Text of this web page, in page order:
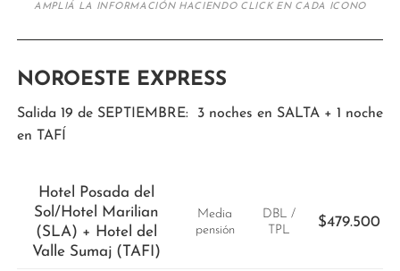
AMPLIÁ LA INFORMACIÓN HACIENDO CLICK EN CADA ICONO
NOROESTE EXPRESS
Salida 19 de SEPTIEMBRE: 3 noches en SALTA + 1 noche
en TAFÍ
Hotel Posada del
Sol/Hotel Marilian
(SLA) + Hotel del
Valle Sumaj (TAFI)
Media
pensión
DBL /
TPL
$479.500